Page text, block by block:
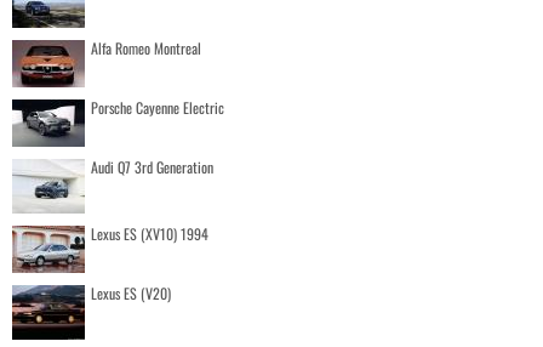
Alfa Romeo Montreal
Porsche Cayenne Electric
Audi Q7 3rd Generation
Lexus ES (XV10) 1994
Lexus ES (V20)